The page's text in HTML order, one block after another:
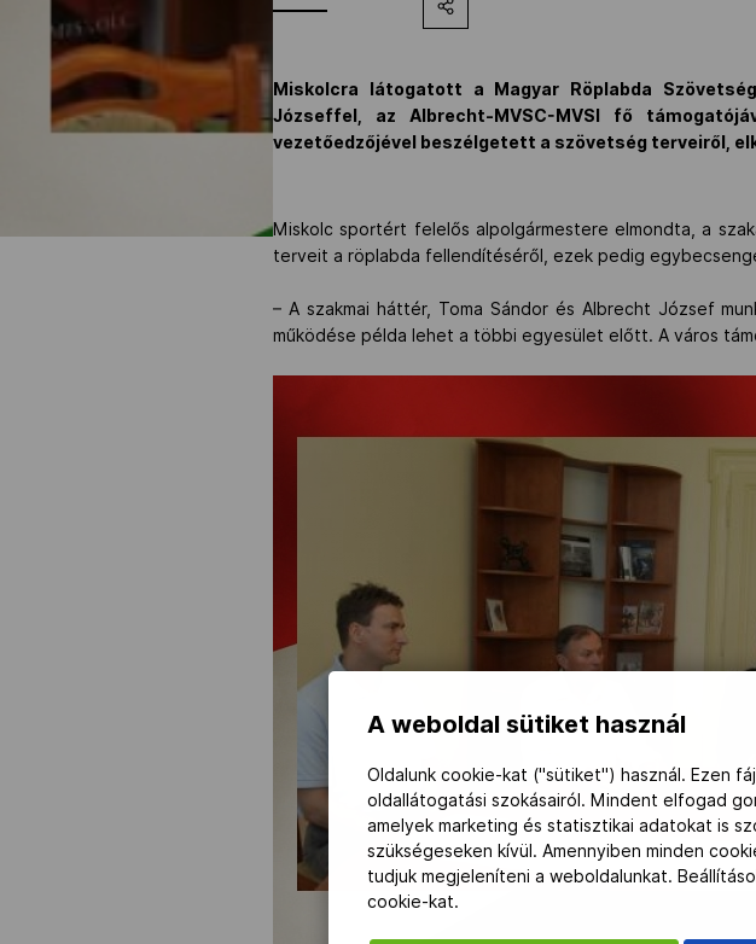
Miskolcra látogatott a Magyar Röplabda
Józseffel, az Albrecht-MVSC-MVSI fő
vezetőedzőjével beszélgetett a szövetség terveiről,
Miskolc sportért felelős alpolgármestere elmondta, a
terveit a röplabda fellendítéséről, ezek pedig
– A szakmai háttér, Toma Sándor és Albrecht József
működése példa lehet a többi egyesület előtt. A város
A weboldal sütiket használ
Oldalunk cookie-kat ("sütiket") használ. Ezen
oldallátogatási szokásairól. Mindent elfogad
amelyek marketing és statisztikai adatokat is
szükségeseken kívül. Amennyiben minden
tudjuk megjeleníteni a weboldalunkat.
cookie-kat.